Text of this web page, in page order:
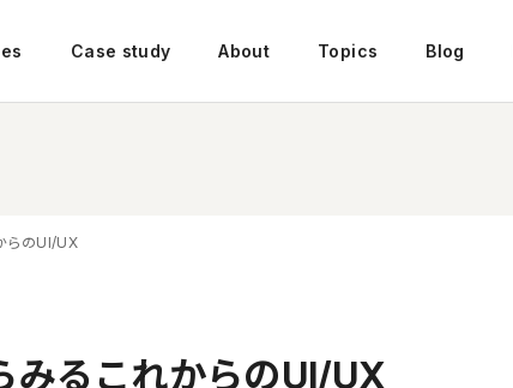
Case study About Topics Blog
らのUI/UX
みるこれからのUI/UX